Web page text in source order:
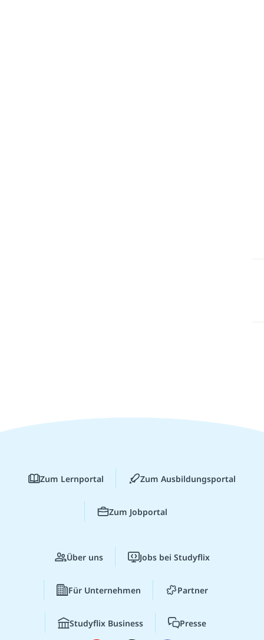
Zum Lernportal Zum Ausbildungsportal
Zum Jobportal
Über uns Jobs bei Studyflix
Für Unternehmen Partner
Studyflix Business Presse